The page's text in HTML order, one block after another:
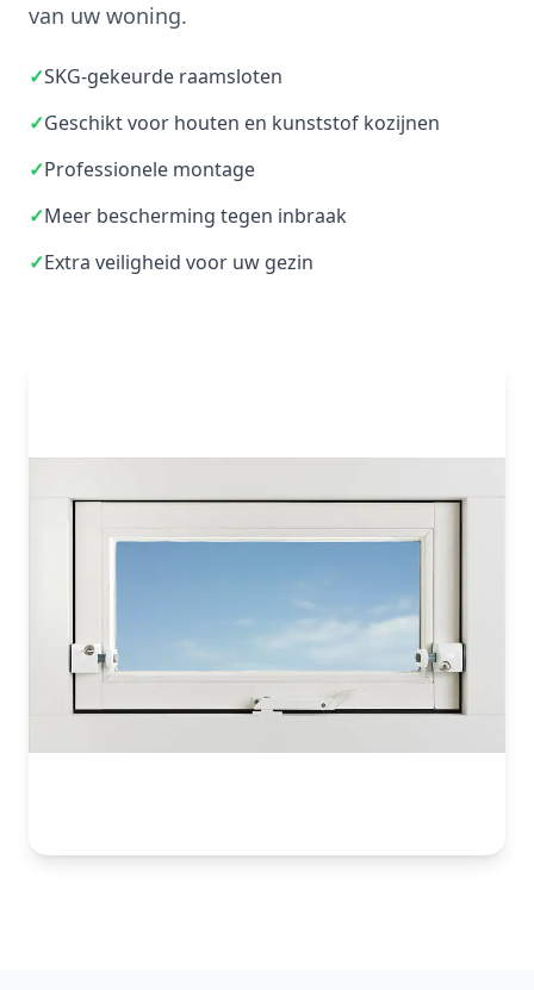
van uw woning.
✓SKG-gekeurde raamsloten
✓Geschikt voor houten en kunststof kozijnen
✓Professionele montage
✓Meer bescherming tegen inbraak
✓Extra veiligheid voor uw gezin